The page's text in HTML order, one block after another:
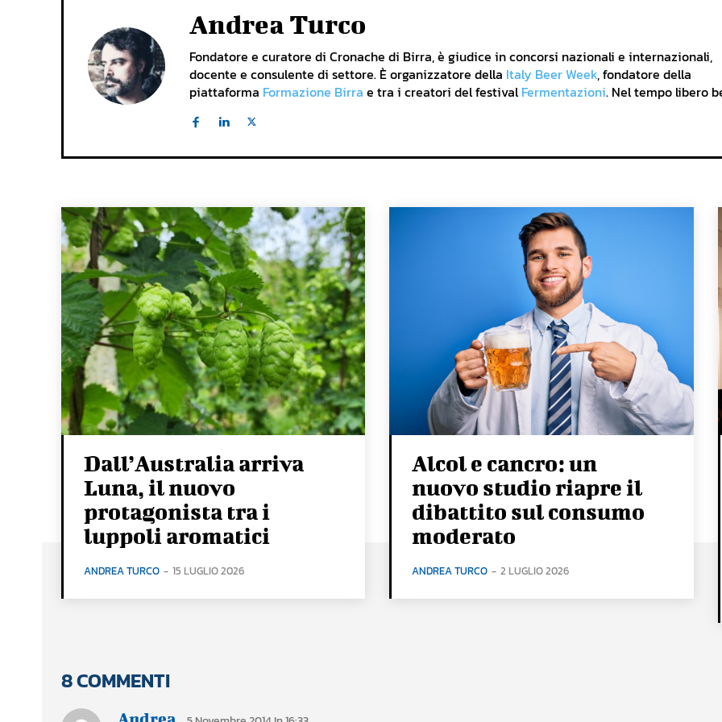
Andrea Turco
Fondatore e curatore di Cronache di Birra, è giudice in concorsi nazionali e internazionali,
docente e consulente di settore. È organizzatore della Italy Beer Week, fondatore della
piattaforma Formazione Birra e tra i creatori del festivalFermentazioni. Nel tempo libero
Dall’Australia arriva
Luna, il nuovo
protagonista tra i
luppoli aromatici
ANDREA TURCO - 15 LUGLIO 2026
Alcol e cancro: un
nuovo studio riapre il
dibattito sul consumo
moderato
ANDREA TURCO - 2 LUGLIO 2026
8 COMMENTI